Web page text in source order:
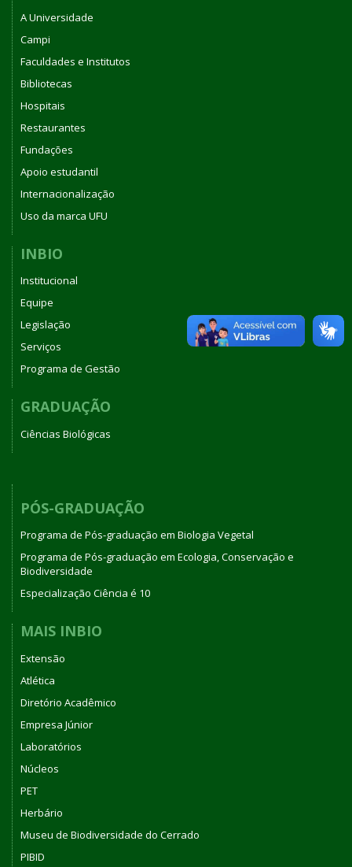
A Universidade
Campi
Faculdades e Institutos
Bibliotecas
Hospitais
Restaurantes
Fundações
Apoio estudantil
Internacionalização
Uso da marca UFU
INBIO
Institucional
Equipe
Legislação
Serviços
Programa de Gestão
GRADUAÇÃO
Ciências Biológicas
PÓS-GRADUAÇÃO
Programa de Pós-graduação em Biologia Vegetal
Programa de Pós-graduação em Ecologia, Conservação e
Biodiversidade
Especialização Ciência é 10
MAIS INBIO
Extensão
Atlética
Diretório Acadêmico
Empresa Júnior
Laboratórios
Núcleos
PET
Herbário
Museu de Biodiversidade do Cerrado
PIBID